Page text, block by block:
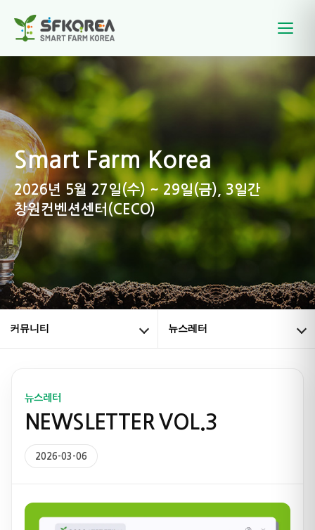
Smart Farm Korea
2026년 5월 27일(수) ~ 29일(금), 3일간
창원컨벤션센터(CECO)
커뮤니티 뉴스레터
뉴스레터
NEWSLETTER VOL.3
2026-03-06